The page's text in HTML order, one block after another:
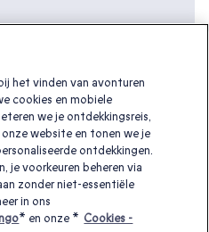
cadeau
meer moederdag
het vinden van avonturen
cookies en mobiele
we je ontdekkingsreis,
website en tonen we je
ontdekkingen.
je voorkeuren beheren via
zonder niet-essentiële
in ons
* en onze * Cookies -